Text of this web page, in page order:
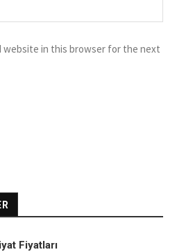
website in this browser for the next
Fiyatları